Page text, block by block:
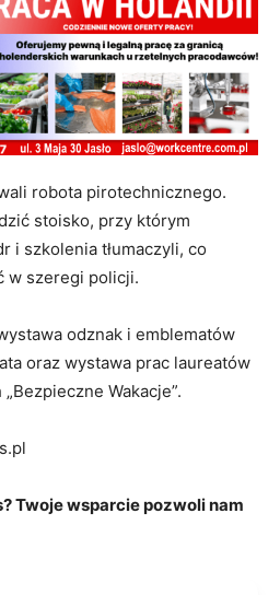
robota pirotechnicznego.
stoisko, przy którym
i szkolenia tłumaczyli, co
w szeregi policji.
odznak i emblematów
oraz wystawa prac laureatów
Wakacje”.
Twoje wsparcie pozwoli nam